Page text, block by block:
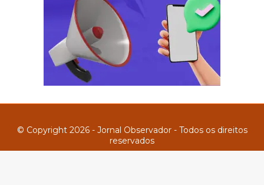
© Copyright 2026 - Jornal Observador - Todos os direitos
reservados